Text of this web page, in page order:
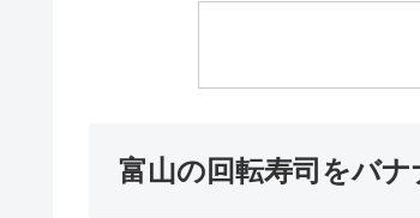
富山の回転寿司をバ